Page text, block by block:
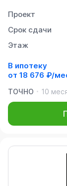
Проект
Срок сдачи
Этаж
В ипотеку
от 18 676 ₽/
ТОЧНО
10